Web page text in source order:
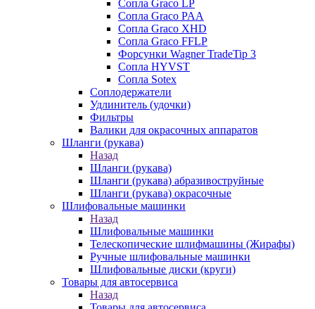
Сопла Graco LP
Сопла Graco PAA
Сопла Graco XHD
Сопла Graco FFLP
Форсунки Wagner TradeTip 3
Сопла HYVST
Сопла Sotex
Соплодержатели
Удлинитель (удочки)
Фильтры
Валики для окрасочных аппаратов
Шланги (рукава)
Назад
Шланги (рукава)
Шланги (рукава) абразивоструйные
Шланги (рукава) окрасочные
Шлифовальные машинки
Назад
Шлифовальные машинки
Телескопические шлифмашины (Жирафы)
Ручные шлифовальные машинки
Шлифовальные диски (круги)
Товары для автосервиса
Назад